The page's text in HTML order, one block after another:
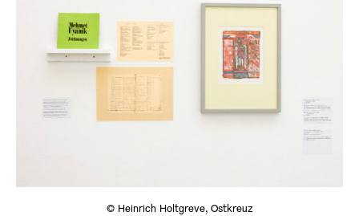
© Heinrich Holtgreve, Ostkreuz